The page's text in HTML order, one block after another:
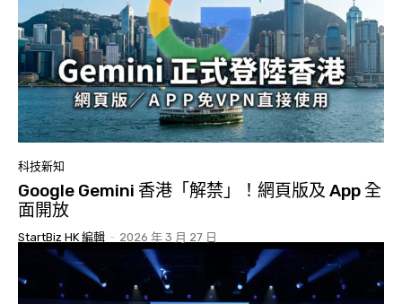
科技新知
Google Gemini 香港「解禁」！網頁版及 App 全
面開放
StartBiz HK 編輯 - 2026 年 3 月 27 日